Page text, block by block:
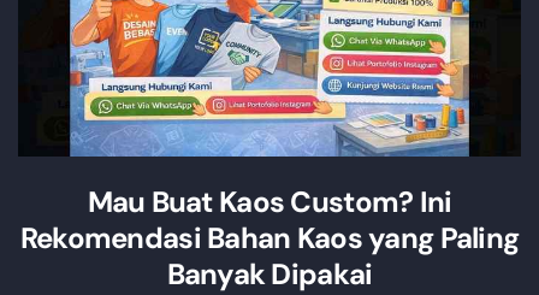
Mau Buat Kaos Custom? Ini
Rekomendasi Bahan Kaos yang Paling
Banyak Dipakai